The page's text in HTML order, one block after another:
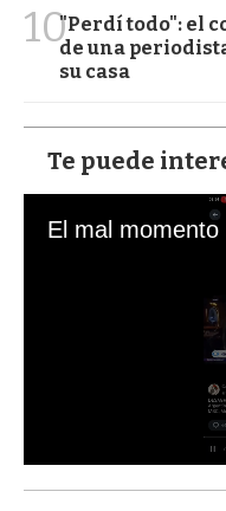
10"Perdí todo": el
de una
su casa
Te puede
s